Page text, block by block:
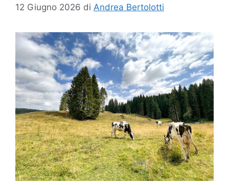
12 Giugno 2026 di Andrea Bertolotti